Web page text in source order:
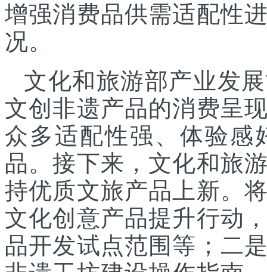
增强消费品供需适配性
况。
文化和旅游部产业发
文创非遗产品的消费呈
众多适配性强、体验感
品。接下来，文化和旅
持优质文旅产品上新。
文化创意产品提升行动
品开发试点范围等；二